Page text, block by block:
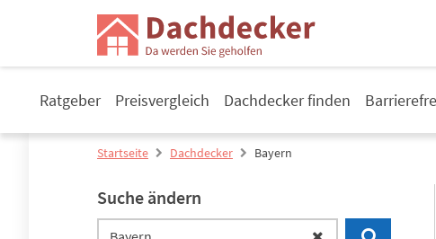
Ratgeber Preisvergleich Dachdecker finden
Startseite Dachdecker Bayern
Suche ändern